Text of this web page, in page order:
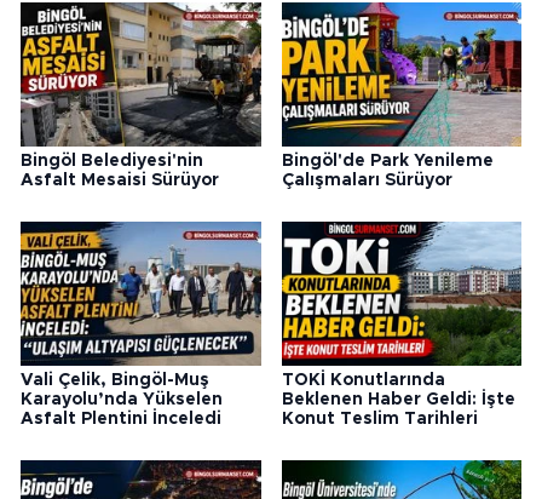
Bingöl Belediyesi'nin
Asfalt Mesaisi Sürüyor
Bingöl'de Park Yenileme
Çalışmaları Sürüyor
Vali Çelik, Bingöl-Muş
Karayolu’nda Yükselen
Asfalt Plentini İnceledi
TOKİ Konutlarında
Beklenen Haber Geldi: İşte
Konut Teslim Tarihleri